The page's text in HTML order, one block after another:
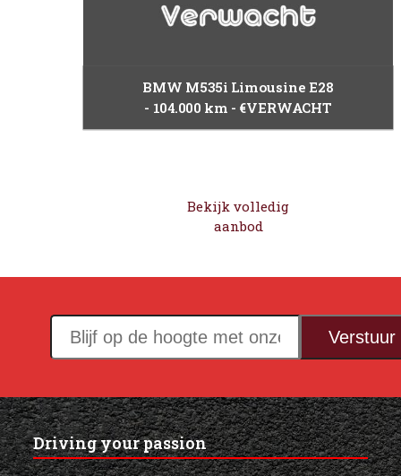
BMW M535i Limousine E28
104.000 km
€VERWACHT
Bekijk volledig
aanbod
Blijf
op
hoogte
met
onze
Verstuur
Driving your passion